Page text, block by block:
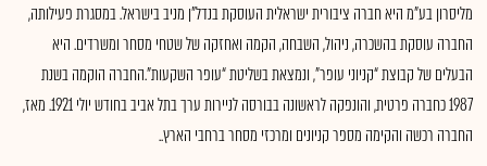
מליסרון בע"מ היא חברה ציבורית ישראלית העוסקת בנדל"ן מניב בישראל. במסגרת פעילותה,
החברה עוסקת בהשכרה, ניהול, השבחה, הקמה ואחזקה של שטחי מסחר ומשרדים. היא
הבעלים של קבוצת “קניוני עופר”, ונמצאת בשליטת “עופר השקעות”.החברה הוקמה בשנת
1987 כחברה פרטית, והונפקה לראשונה בבורסה לניירות ערך בתל אביב בחודש יולי 1921. מאז,
החברה רכשה והקימה מספר קניונים ומרכזי מסחר ברחבי הארץ..